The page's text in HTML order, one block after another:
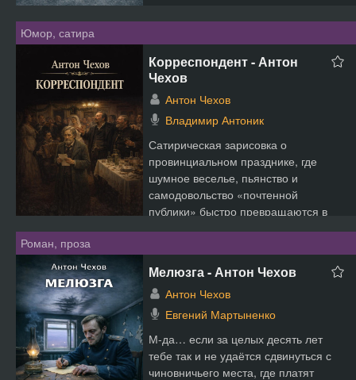
Юмор, сатира
Корреспондент - Антон
Чехов
Антон Чехов
Владимир Антоник
Сатирическая зарисовка о
провинциальном празднике, где
шумное веселье, пьянство и
самодовольство «почтенной
публики» быстро превращаются в
грубое пред...
Роман, проза
Мелюзга - Антон Чехов
Антон Чехов
Евгений Мартыненко
М-да… если за целых десять лет
тебе так и не удаётся сдвинуться с
чиновничьего места, где платят